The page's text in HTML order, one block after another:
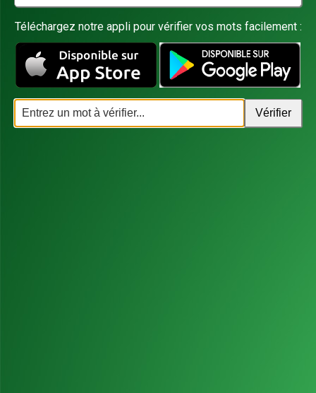
Téléchargez notre appli pour vérifier vos mots facilement :